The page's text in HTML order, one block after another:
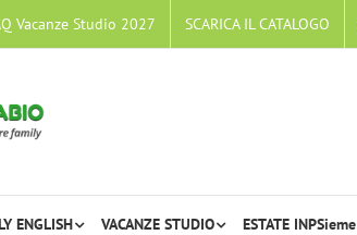
Vacanze Studio 2027 SCARICA IL CATALOGO
ENGLISH VACANZE STUDIO ESTATE INPSieme